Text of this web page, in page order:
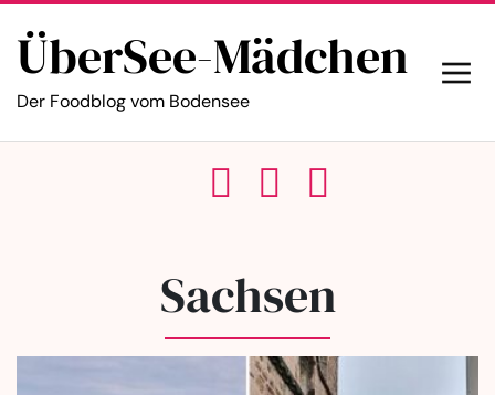
ÜberSee-Mädchen
Der Foodblog vom Bodensee
Sachsen